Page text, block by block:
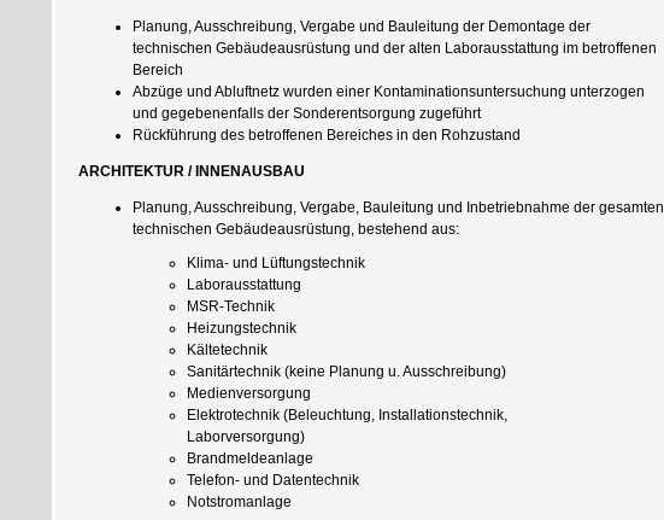
Planung, Ausschreibung, Vergabe und Bauleitung der Demontage der
technischen Gebäudeausrüstung und der alten Laborausstattung im betroffenen
Bereich
Abzüge und Abluftnetz wurden einer Kontaminationsuntersuchung unterzogen
und gegebenenfalls der Sonderentsorgung zugeführt
Rückführung des betroffenen Bereiches in den Rohzustand
ARCHITEKTUR / INNENAUSBAU
Planung, Ausschreibung, Vergabe, Bauleitung und Inbetriebnahme der gesamten
technischen Gebäudeausrüstung, bestehend aus:
Klima- und Lüftungstechnik
Laborausstattung
MSR-Technik
Heizungstechnik
Kältetechnik
Sanitärtechnik (keine Planung u. Ausschreibung)
Medienversorgung
Elektrotechnik (Beleuchtung, Installationstechnik,
Laborversorgung)
Brandmeldeanlage
Telefon- und Datentechnik
Notstromanlage